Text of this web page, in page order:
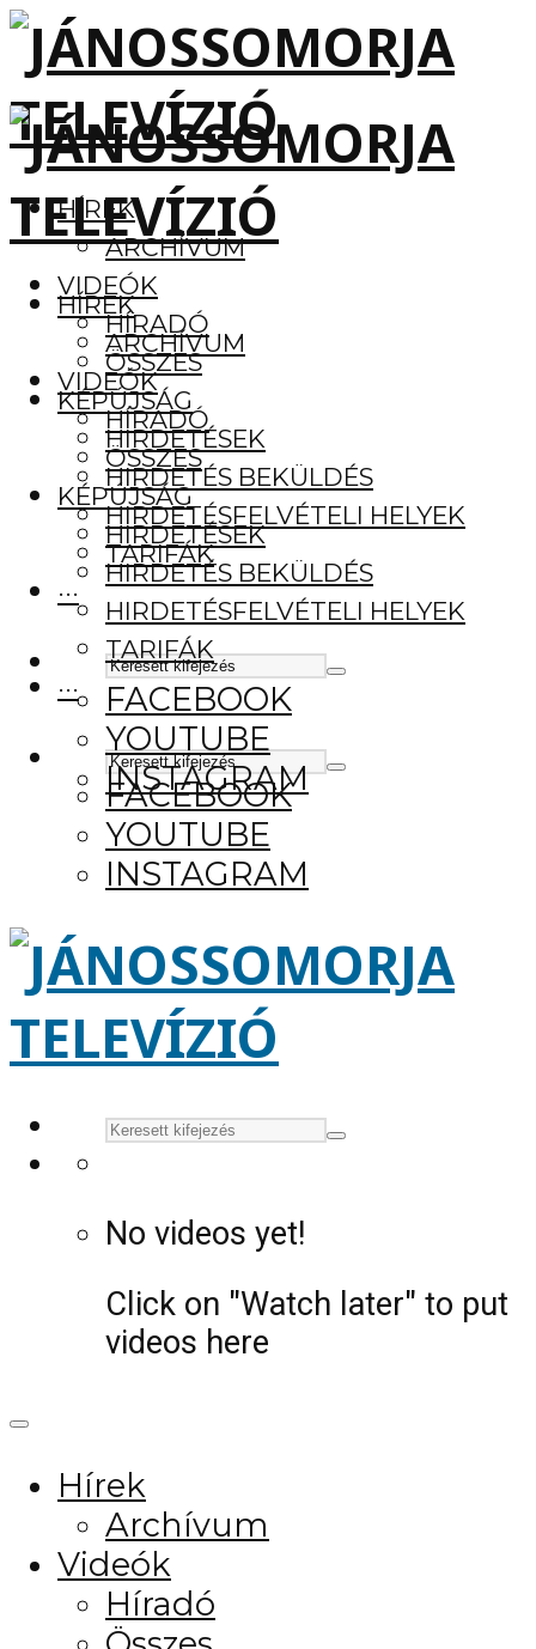
HÍREK
ARCHÍVUM
VIDEÓK
HÍRADÓ
ÖSSZES
KÉPÚJSÁG
HIRDETÉSEK
HIRDETÉS BEKÜLDÉS
HIRDETÉSFELVÉTELI HELYEK
TARIFÁK
···
FACEBOOK
YOUTUBE
INSTAGRAM
HÍREK
ARCHÍVUM
VIDEÓK
HÍRADÓ
ÖSSZES
KÉPÚJSÁG
HIRDETÉSEK
HIRDETÉS BEKÜLDÉS
HIRDETÉSFELVÉTELI HELYEK
TARIFÁK
···
FACEBOOK
YOUTUBE
INSTAGRAM
No videos yet!
Click on "Watch later" to put
videos here
Hírek
Archívum
Videók
Híradó